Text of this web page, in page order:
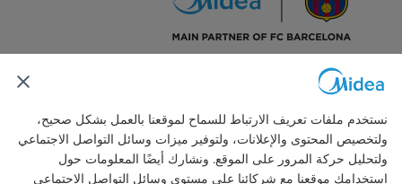
ضخمة
شطف وتجفيف
الطاقة
اتصل بنا
نستخدم ملفات تعريف الارتباط للسماح لموقعنا بالعمل بشكل صحيح،
ولتخصيص المحتوى والإعلانات، ولتوفير ميزات وسائل التواصل الاجتماعي
ولتحليل حركة المرور على الموقع. ونشارك أيضًا المعلومات حول
استخدامك موقعنا مع شركائنا على مستوى وسائل التواصل الاجتماعي